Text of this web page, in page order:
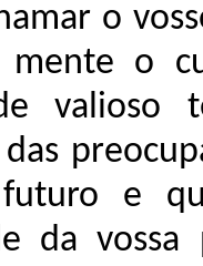
o
mente o
valioso
e
da